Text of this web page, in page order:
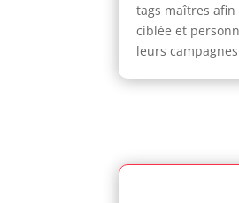
tags maîtres
ciblée et
leurs